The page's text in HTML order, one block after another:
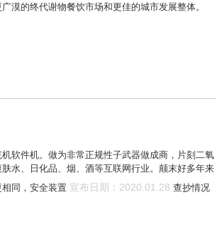
漠的终代谢物餐饮市场和更佳的城市发展整体。
软件机。做为非常正规性子武器做成商，片刻二氧
水、日化品、烟、酒等互联网行业。颠末好多年来
同，安全装置 宣布日期：2020.01.28 查抄情况